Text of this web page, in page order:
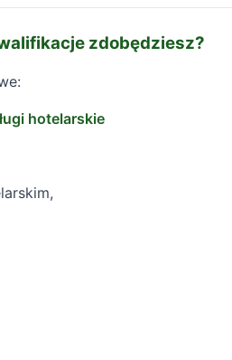
zdobędziesz?
hotelarskie